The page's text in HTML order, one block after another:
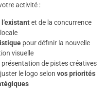
activité :
et de la concurrence
locale
pour définir la nouvelle
visuelle
de pistes créatives
le logo selon vos priorités